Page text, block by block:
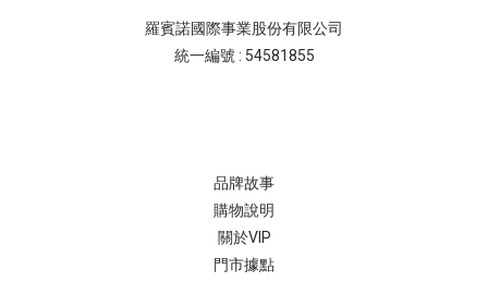
羅賓諾國際事業股份有限公司
統一編號 : 54581855
品牌故事
購物說明
關於VIP
門市據點